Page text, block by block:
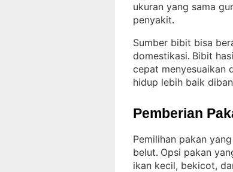
ukuran yang sama
penyakit.
Sumber bibit bisa
domestikasi. Bibit
cepat menyesuaikan
hidup lebih baik
Pemberian
Pemilihan pakan
belut. Opsi pakan
ikan kecil, bekicot,